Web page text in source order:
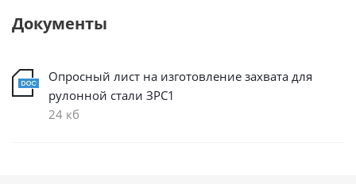
Документы
Опросный лист на изготовление захвата для
рулонной стали ЗРС1
24 кб